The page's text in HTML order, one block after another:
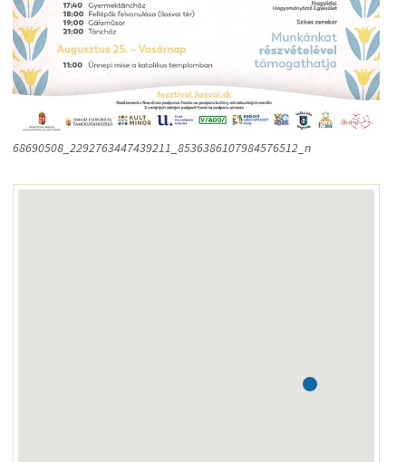
68690508_2292763447439211_8536386107984576512_n